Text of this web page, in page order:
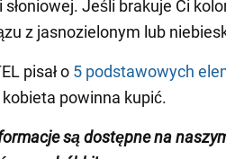
słoniowej. Jeśli brakuje Ci
z jasnozielonym lub
pisał o 5 podstawowych
powinna kupić.
są dostępne na